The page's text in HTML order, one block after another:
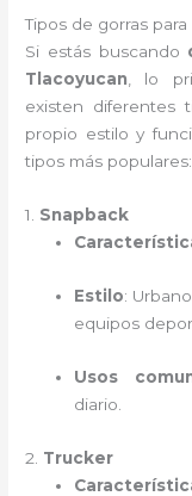
Tipos de gorras
Si estás buscando
Tlacoyucan , lo
existen diferentes
propio estilo y
tipos más populares:
1. Snapback
Estilo:
equipos
Usos
diario.
2. Trucker